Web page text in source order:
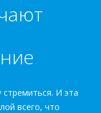
И эта
всего, что